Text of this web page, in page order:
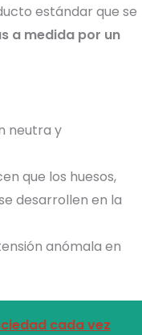
estándar que se
a medida por un
neutra y
que los huesos,
desarrollen en la
anómala en
cada vez